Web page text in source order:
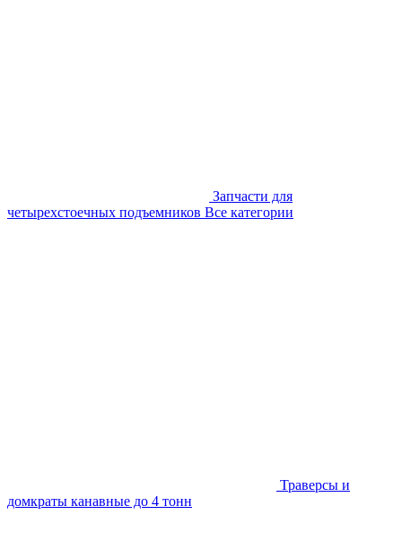
Запчасти для
четырехстоечных подъемников Все категории
Траверсы и
домкраты канавные до 4 тонн